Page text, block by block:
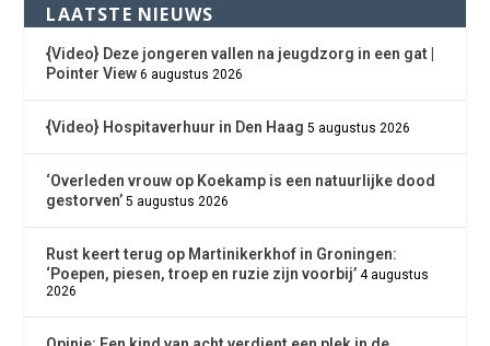
LAATSTE NIEUWS
{Video} Deze jongeren vallen na jeugdzorg in een gat |
Pointer View 6 augustus 2026
{Video} Hospitaverhuur in Den Haag 5 augustus 2026
‘Overleden vrouw op Koekamp is een natuurlijke dood
gestorven’ 5 augustus 2026
Rust keert terug op Martinikerkhof in Groningen:
‘Poepen, piesen, troep en ruzie zijn voorbij’ 4 augustus
2026